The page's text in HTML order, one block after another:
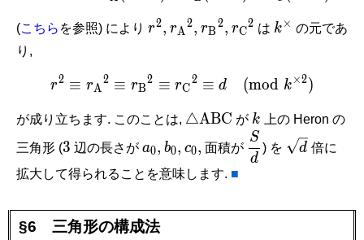
(こちら を参照) により r^2,
r2, r_{\mathrm
rA
2, r_{\mathrm
rB
2, r_{\mathrm
rC
2 は k^\times
k× の元であ
り,
r^2 \equiv r_{\mathrm
r2 ≡ rA
2 ≡ rB
2 ≡ rC
2 ≡ d (mod k×2)
が成り立ちます. このことは, \triangle\mathrm{ABC}
△ABC が k
k 上の Heron の
三角形 (3
3 辺の長さが a_0,
a0, b_0,
b0, c_0,
c0, 面積が \dfrac{S}
{d}
d
S
) を
\sqrt
d
d 倍に
拡大して得られることを意味します. ■
§6 三角形の構成法